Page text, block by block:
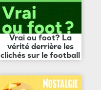
Vrai ou foot? La
vérité derrière les
clichés sur le football